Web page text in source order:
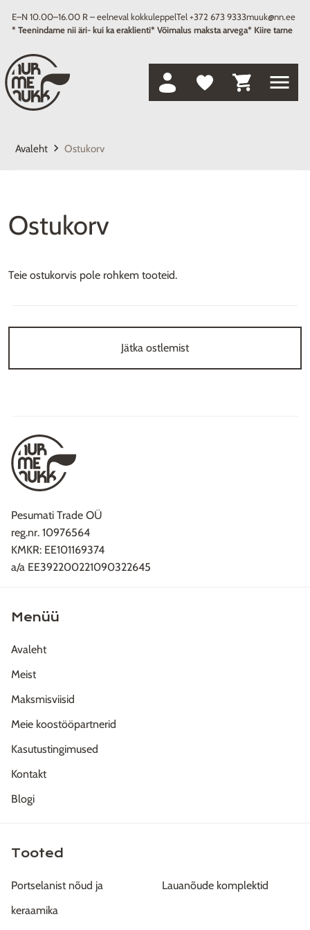
E–N 10.00–16.00 R – eelneval kokkuleppelTel +372 673 9333muuk@nn.ee
* Teenindame nii äri- kui ka eraklienti* Võimalus maksta arvega* Kiire tarne
menu
Avaleht keyboard_arrow_right Ostukorv
Ostukorv
Teie ostukorvis pole rohkem tooteid.
Jätka ostlemist
Pesumati Trade OÜ
reg.nr. 10976564
KMKR: EE101169374
a/a EE392200221090322645
Menüü
Avaleht
Meist
Maksmisviisid
Meie koostööpartnerid
Kasutustingimused
Kontakt
Blogi
Tooted
Portselanist nõud ja
keraamika
Lauanõude komplektid